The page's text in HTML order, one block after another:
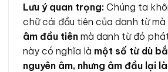
Lưu ý quan trọng: Chúng ta
chữ cái đầu tiên của danh từ
âm đầu tiên mà danh từ đó
này có nghĩa là một số từ dù
nguyên âm, nhưng âm đầu lại